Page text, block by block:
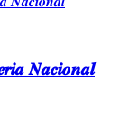
𝑵𝒂𝒄𝒊𝒐𝒏𝒂𝒍